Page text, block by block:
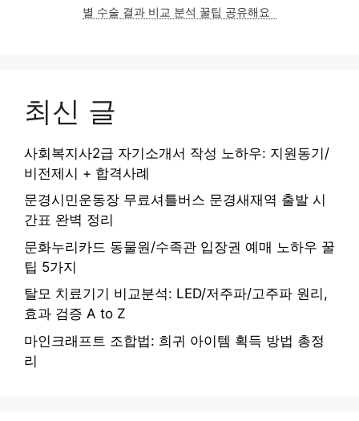
별 수술 결과 비교 분석 꿀팁 공유해요
최신 글
사회복지사2급 자기소개서 작성 노하우: 지원동기/
비전제시 + 합격사례
문경시민운동장 무료셔틀버스 문경새재역 출발 시
간표 완벽 정리
문화누리카드 동물원/수족관 입장권 예매 노하우 꿀
팁 5가지
탈모 치료기기 비교분석: LED/저주파/고주파 원리,
효과 검증 A to Z
마인크래프트 조합법: 희귀 아이템 획득 방법 총정
리